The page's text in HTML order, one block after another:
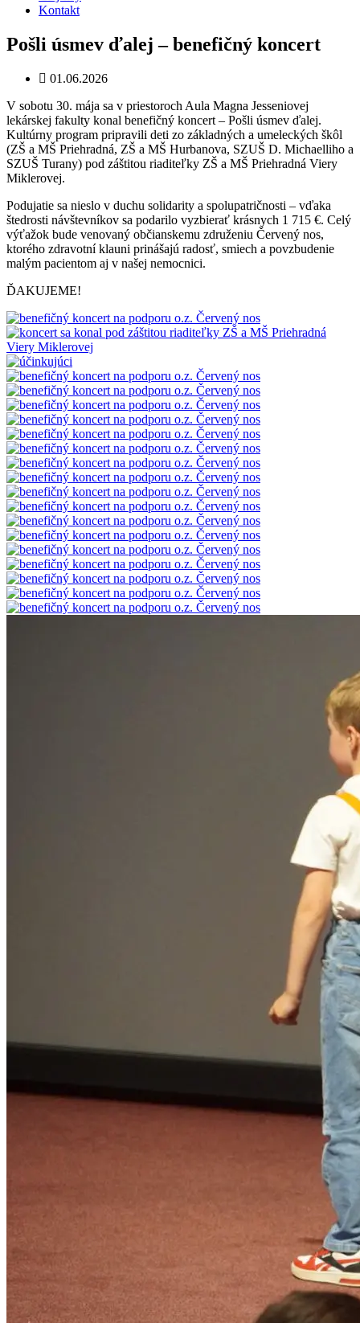
Kontakt
Pošli úsmev ďalej – benefičný koncert
01.06.2026
V sobotu 30. mája sa v priestoroch Aula Magna Jesseniovej
lekárskej fakulty konal benefičný koncert – Pošli úsmev ďalej.
Kultúrny program pripravili deti zo základných a umeleckých škôl
(ZŠ a MŠ Priehradná, ZŠ a MŠ Hurbanova, SZUŠ D. Michaelliho a
SZUŠ Turany) pod záštitou riaditeľky ZŠ a MŠ Priehradná Viery
Miklerovej.
Podujatie sa nieslo v duchu solidarity a spolupatričnosti – vďaka
štedrosti návštevníkov sa podarilo vyzbierať krásnych 1 715 €. Celý
výťažok bude venovaný občianskemu združeniu Červený nos,
ktorého zdravotní klauni prinášajú radosť, smiech a povzbudenie
malým pacientom aj v našej nemocnici.
ĎAKUJEME!